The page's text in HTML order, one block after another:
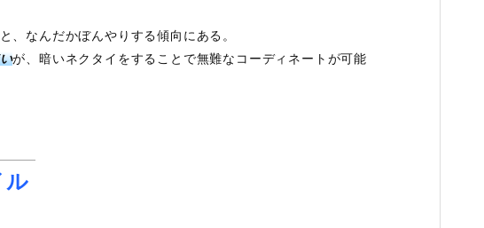
、なんだかぼんやりする傾向にある。
が、暗いネクタイをすることで無難なコーディネートが可能
ル